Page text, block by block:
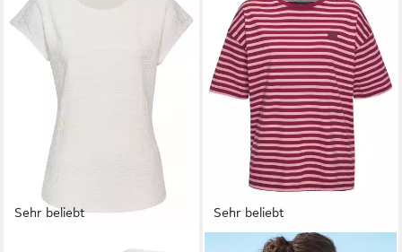
Sehr beliebt
VIVANCE BY LASCANA
Sehr beliebt
ELBSAND